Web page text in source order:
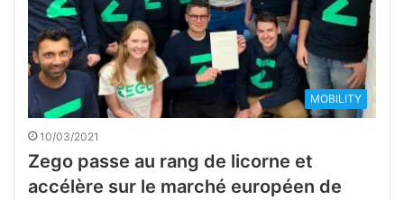
MOBILITY
10/03/2021
Zego passe au rang de licorne et
accélère sur le marché européen de